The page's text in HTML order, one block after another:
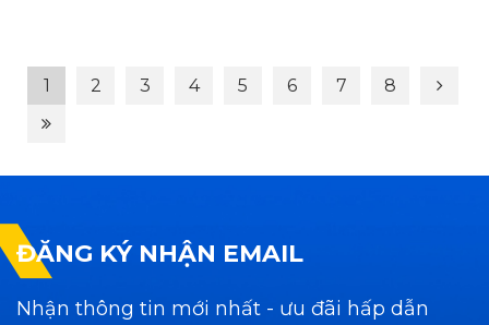
1 2 3 4 5 6 7 8
ĐĂNG KÝ NHẬN EMAIL
Nhận thông tin mới nhất - ưu đãi hấp dẫn